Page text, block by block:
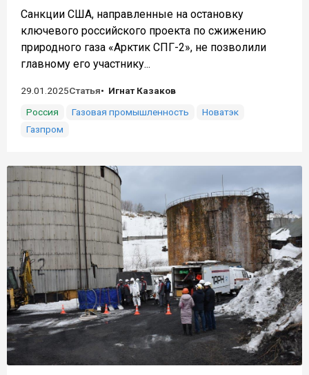
Санкции США, направленные на остановку
ключевого российского проекта по сжижению
природного газа «Арктик СПГ-2», не позволили
главному его участнику...
29.01.2025Статья
Игнат Казаков
Россия
Газовая промышленность
Новатэк
Газпром